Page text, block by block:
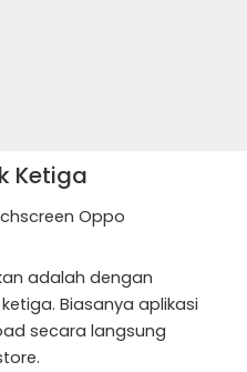
Ketiga
adalah dengan
Biasanya aplikasi
secara langsung